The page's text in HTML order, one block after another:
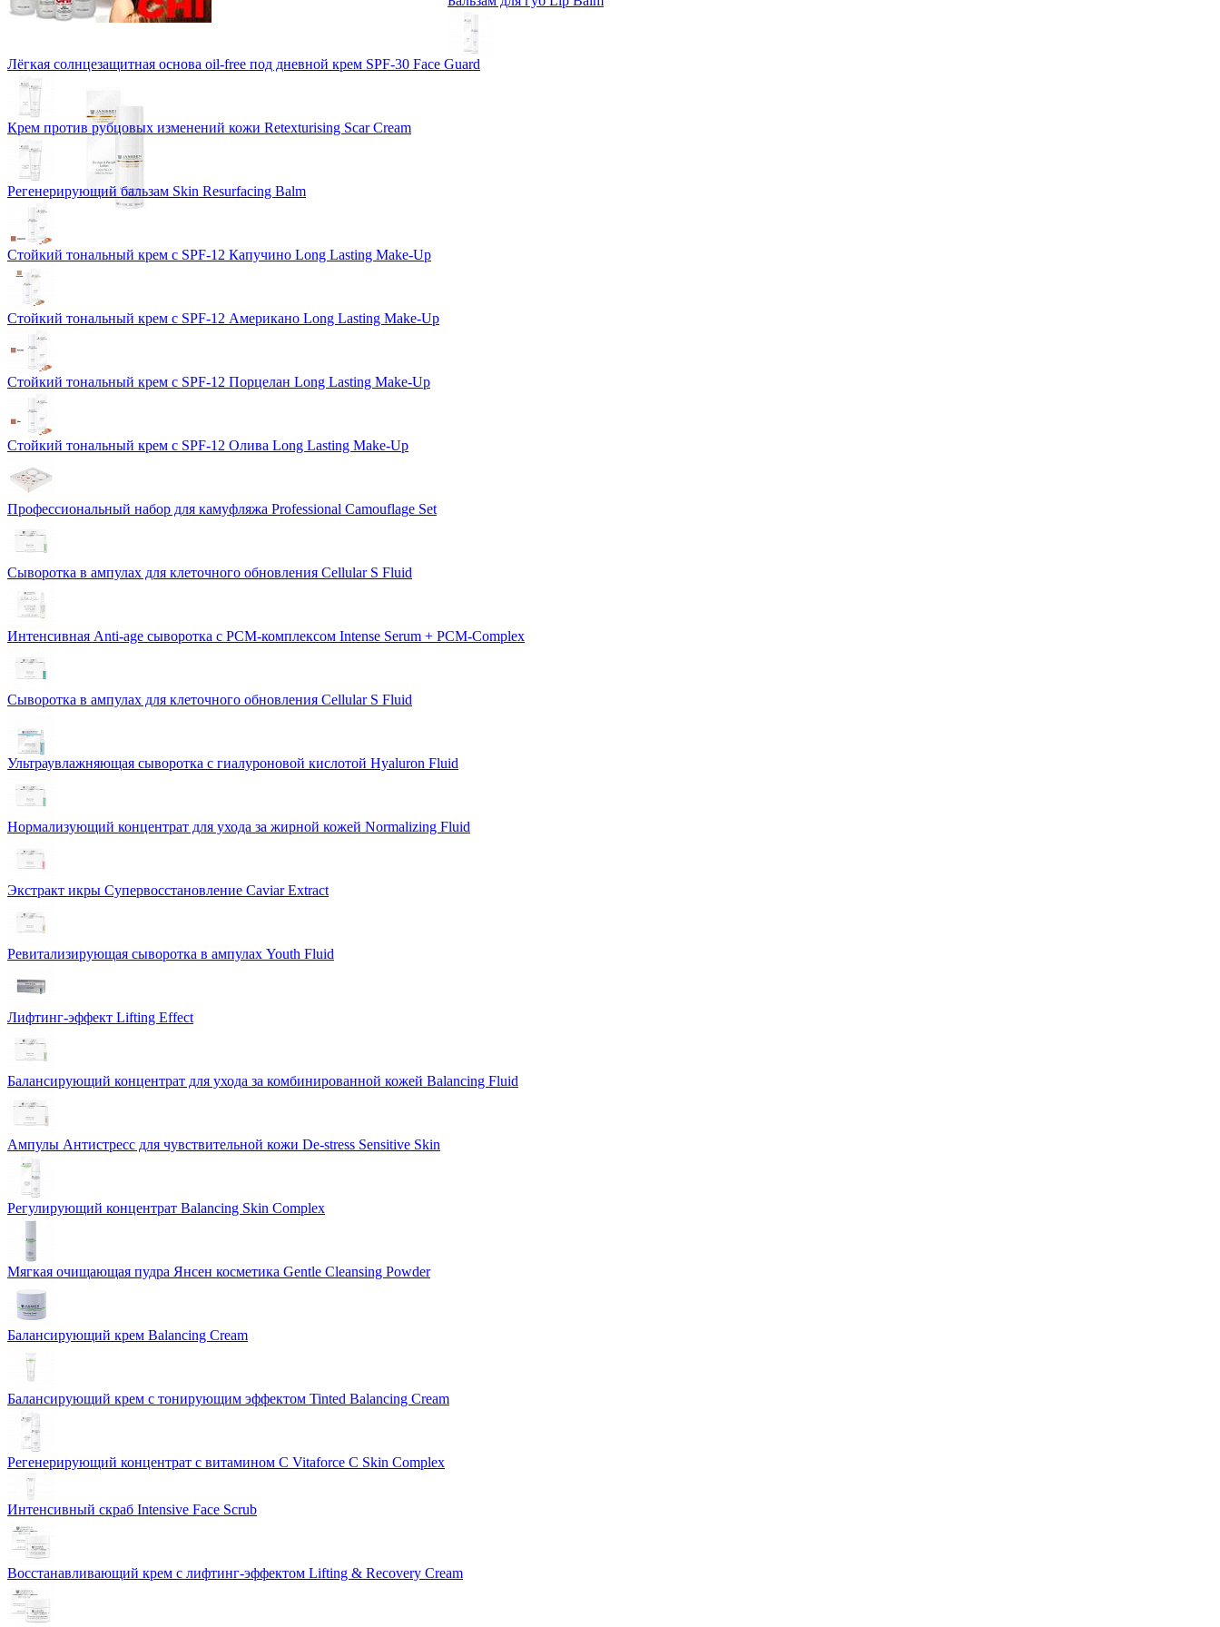
Лёгкая солнцезащитная основа oil-free под дневной крем SPF-30 Face Guard
Крем против рубцовых изменений кожи Retexturising Scar Cream
Регенерирующий бальзам Skin Resurfacing Balm
Стойкий тональный крем с SPF-12 Капучино Long Lasting Make-Up
Стойкий тональный крем с SPF-12 Американо Long Lasting Make-Up
Стойкий тональный крем с SPF-12 Порцелан Long Lasting Make-Up
Стойкий тональный крем с SPF-12 Олива Long Lasting Make-Up
Профессиональный набор для камуфляжа Professional Camouflage Set
Сыворотка в ампулах для клеточного обновления Cellular S Fluid
Интенсивная Anti-age сыворотка с PCM-комплексом Intense Serum + PCM-Complex
Сыворотка в ампулах для клеточного обновления Cellular S Fluid
Ультраувлажняющая сыворотка с гиалуроновой кислотой Hyaluron Fluid
Нормализующий концентрат для ухода за жирной кожей Normalizing Fluid
Экстракт икры Cупервосстановление Caviar Extract
Ревитализирующая сыворотка в ампулах Youth Fluid
Лифтинг-эффект Lifting Effect
Балансирующий концентрат для ухода за комбинированной кожей Balancing Fluid
Ампулы Антистресс для чувствительной кожи De-stress Sensitive Skin
Регулирующий концентрат Balancing Skin Complex
Мягкая очищающая пудра Янсен косметика Gentle Cleansing Powder
Балансирующий крем Balancing Cream
Балансирующий крем с тонирующим эффектом Tinted Balancing Cream
Регенерирующий концентрат с витамином С Vitaforce C Skin Complex
Интенсивный скраб Intensive Face Scrub
Восстанавливающий крем с лифтинг-эффектом Lifting & Recovery Cream